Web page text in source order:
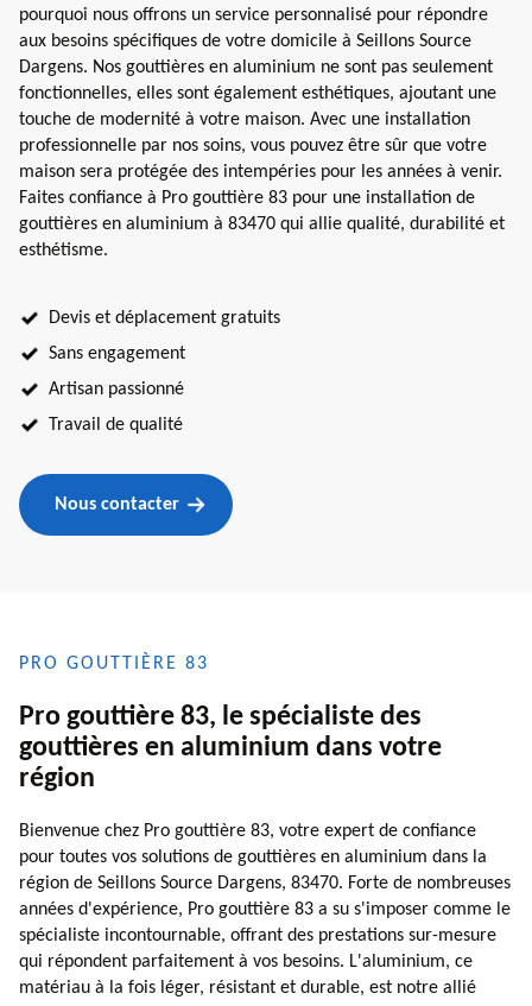
pourquoi nous offrons un service personnalisé pour répondre
aux besoins spécifiques de votre domicile à Seillons Source
Dargens. Nos gouttières en aluminium ne sont pas seulement
fonctionnelles, elles sont également esthétiques, ajoutant une
touche de modernité à votre maison. Avec une installation
professionnelle par nos soins, vous pouvez être sûr que votre
maison sera protégée des intempéries pour les années à venir.
Faites confiance à Pro gouttière 83 pour une installation de
gouttières en aluminium à 83470 qui allie qualité, durabilité et
esthétisme.
Devis et déplacement gratuits
Sans engagement
Artisan passionné
Travail de qualité
Nous contacter
PRO GOUTTIÈRE 83
Pro gouttière 83, le spécialiste des
gouttières en aluminium dans votre
région
Bienvenue chez Pro gouttière 83, votre expert de confiance
pour toutes vos solutions de gouttières en aluminium dans la
région de Seillons Source Dargens, 83470. Forte de nombreuses
années d'expérience, Pro gouttière 83 a su s'imposer comme le
spécialiste incontournable, offrant des prestations sur-mesure
qui répondent parfaitement à vos besoins. L'aluminium, ce
matériau à la fois léger, résistant et durable, est notre allié